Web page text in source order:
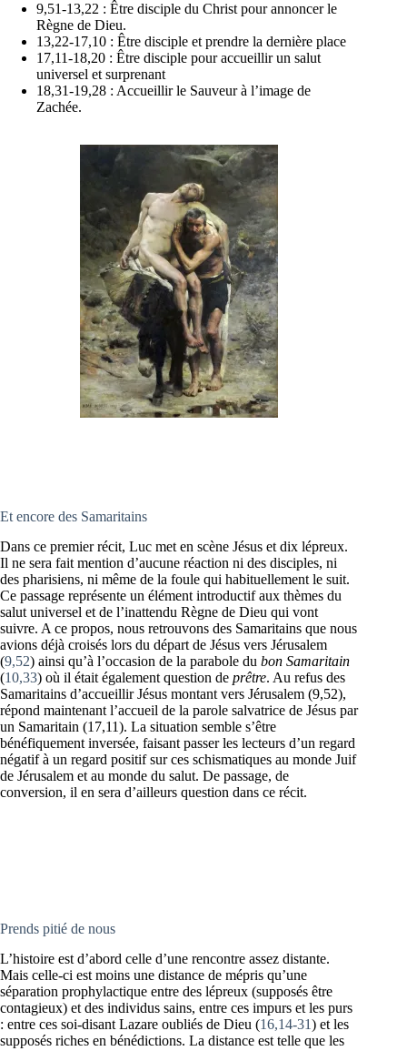
9,51-13,22 : Être disciple du Christ pour annoncer le
Règne de Dieu.
13,22-17,10 : Être disciple et prendre la dernière place
17,11-18,20 : Être disciple pour accueillir un salut
universel et surprenant
18,31-19,28 : Accueillir le Sauveur à l’image de
Zachée.
Et encore des Samaritains
Dans ce premier récit, Luc met en scène Jésus et dix lépreux.
Il ne sera fait mention d’aucune réaction ni des disciples, ni
des pharisiens, ni même de la foule qui habituellement le suit.
Ce passage représente un élément introductif aux thèmes du
salut universel et de l’inattendu Règne de Dieu qui vont
suivre. A ce propos, nous retrouvons des Samaritains que nous
avions déjà croisés lors du départ de Jésus vers Jérusalem
(9,52) ainsi qu’à l’occasion de la parabole du bon Samaritain
(10,33) où il était également question de prêtre. Au refus des
Samaritains d’accueillir Jésus montant vers Jérusalem (9,52),
répond maintenant l’accueil de la parole salvatrice de Jésus par
un Samaritain (17,11). La situation semble s’être
bénéfiquement inversée, faisant passer les lecteurs d’un regard
négatif à un regard positif sur ces schismatiques au monde Juif
de Jérusalem et au monde du salut. De passage, de
conversion, il en sera d’ailleurs question dans ce récit.
Prends pitié de nous
L’histoire est d’abord celle d’une rencontre assez distante.
Mais celle-ci est moins une distance de mépris qu’une
séparation prophylactique entre des lépreux (supposés être
contagieux) et des individus sains, entre ces impurs et les purs
: entre ces soi-disant Lazare oubliés de Dieu (16,14-31) et les
supposés riches en bénédictions. La distance est telle que les